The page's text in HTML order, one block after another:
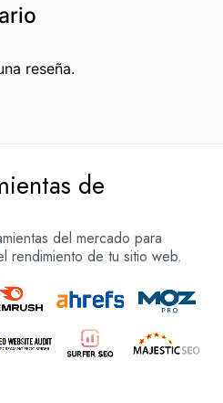
a la mesa con gente que te
reseña.
de
del mercado para
rendimiento de tu sitio web.